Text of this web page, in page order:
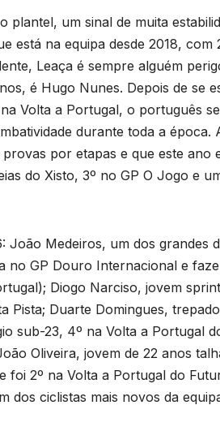
plantel, um sinal de muita
está na equipa desde 2018,
Leaça é sempre alguém
é Hugo Nunes. Depois de se
Volta a Portugal, o português
durante toda a
por etapas e que este ano
do Xisto, 3º no GP O Jogo e
João Medeiros, um dos grandes
no GP Douro Internacional e
Diogo Narciso, jovem
Pista; Duarte Domingues,
sub-23, 4º na Volta a Portugal
Oliveira, jovem de 22 anos
foi 2º na Volta a Portugal do
dos ciclistas mais novos da